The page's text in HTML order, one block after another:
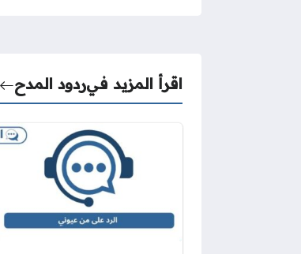
اقرأ المزيد فيردود المدح